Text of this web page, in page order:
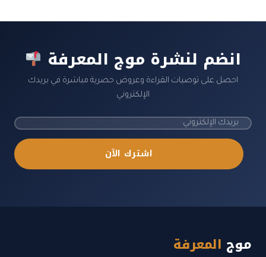
انضم لنشرة موج المعرفة
احصل على توصيات القراءة وعروض حصرية مباشرة في بريدك
الإلكتروني
اشترك الآن
موج المعرفة